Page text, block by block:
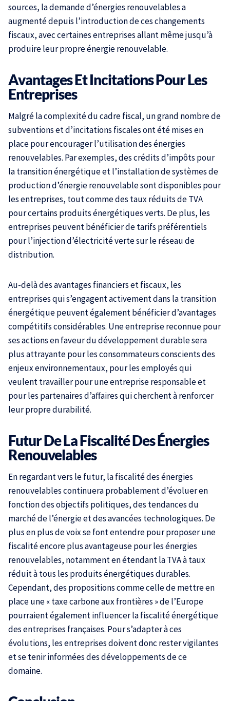
sources, la demande d’énergies renouvelables a
augmenté depuis l’introduction de ces changements
fiscaux, avec certaines entreprises allant même jusqu’à
produire leur propre énergie renouvelable.
Avantages Et Incitations Pour Les
Entreprises
Malgré la complexité du cadre fiscal, un grand nombre de
subventions et d’incitations fiscales ont été mises en
place pour encourager l’utilisation des énergies
renouvelables. Par exemples, des crédits d’impôts pour
la transition énergétique et l’installation de systèmes de
production d’énergie renouvelable sont disponibles pour
les entreprises, tout comme des taux réduits de TVA
pour certains produits énergétiques verts. De plus, les
entreprises peuvent bénéficier de tarifs préférentiels
pour l’injection d’électricité verte sur le réseau de
distribution.
Au-delà des avantages financiers et fiscaux, les
entreprises qui s’engagent activement dans la transition
énergétique peuvent également bénéficier d’avantages
compétitifs considérables. Une entreprise reconnue pour
ses actions en faveur du développement durable sera
plus attrayante pour les consommateurs conscients des
enjeux environnementaux, pour les employés qui
veulent travailler pour une entreprise responsable et
pour les partenaires d’affaires qui cherchent à renforcer
leur propre durabilité.
Futur De La Fiscalité Des Énergies
Renouvelables
En regardant vers le futur, la fiscalité des énergies
renouvelables continuera probablement d’évoluer en
fonction des objectifs politiques, des tendances du
marché de l’énergie et des avancées technologiques. De
plus en plus de voix se font entendre pour proposer une
fiscalité encore plus avantageuse pour les énergies
renouvelables, notamment en étendant la TVA à taux
réduit à tous les produits énergétiques durables.
Cependant, des propositions comme celle de mettre en
place une « taxe carbone aux frontières » de l’Europe
pourraient également influencer la fiscalité énergétique
des entreprises françaises. Pour s’adapter à ces
évolutions, les entreprises doivent donc rester vigilantes
et se tenir informées des développements de ce
domaine.